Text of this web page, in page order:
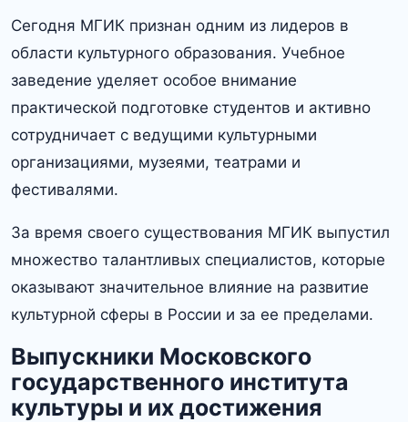
Сегодня МГИК признан одним из лидеров в
области культурного образования.​ Учебное
заведение уделяет особое внимание
практической подготовке студентов и активно
сотрудничает с ведущими культурными
организациями, музеями, театрами и
фестивалями.​
За время своего существования МГИК выпустил
множество талантливых специалистов, которые
оказывают значительное влияние на развитие
культурной сферы в России и за ее пределами.​
Выпускники Московского
государственного института
культуры и их достижения